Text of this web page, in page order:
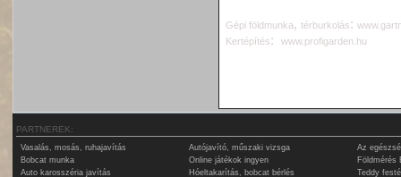
Gépi földmunka, térburkolás:
Kertépítés: www.profigarden.hu
PARTNEREK:
Vasalás, mosás, ruhajavítás Autójavító, műszaki vizsga
Az
Bobcat munka
Online játékok ingyen
Földmérés
Auto karosszéria javítás
Hóeltakarítás, bobcat bérlés Teddy